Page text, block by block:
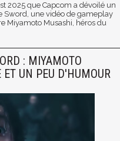
2025 que Capcom a dévoilé un
Sword, une vidéo de gameplay
Miyamoto Musashi, héros du
: MIYAMOTO
UN PEU D'HUMOUR